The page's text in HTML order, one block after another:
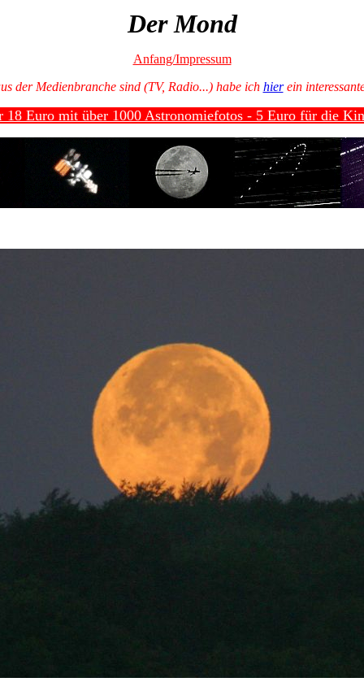
Der Mond
Anfang/Impressum
der Medienbranche sind (TV, Radio...) habe ich hierein
18 Euro mit über 1000 Astronomiefotos - 5 Euro für die